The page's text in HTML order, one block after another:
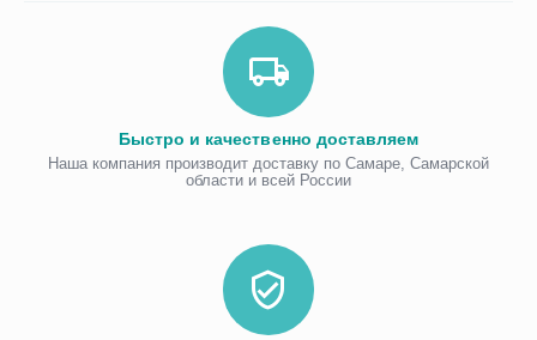
Быстро и качественно доставляем
Наша компания производит доставку по Самаре, Самарской
области и всей России